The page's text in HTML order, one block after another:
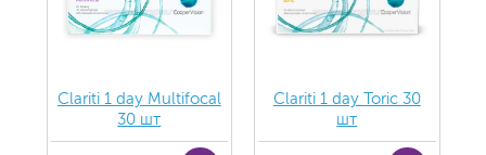
Clariti 1 day Multifocal
30 шт
Clariti 1 day Toric 30
шт